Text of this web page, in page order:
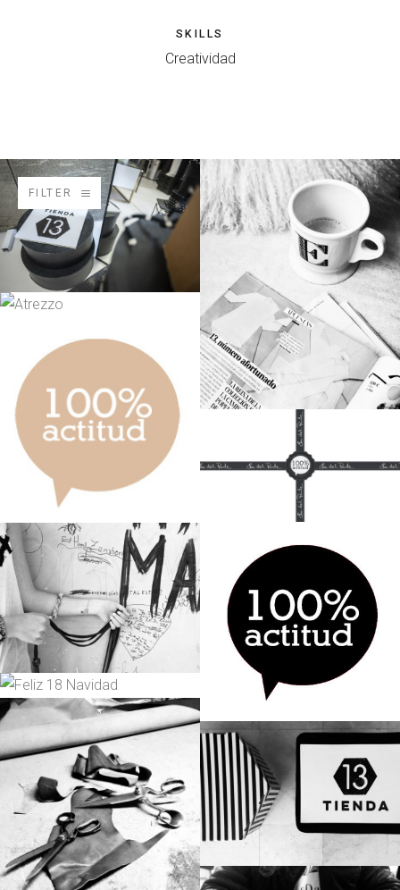
SKILLS
Creatividad
FILTER